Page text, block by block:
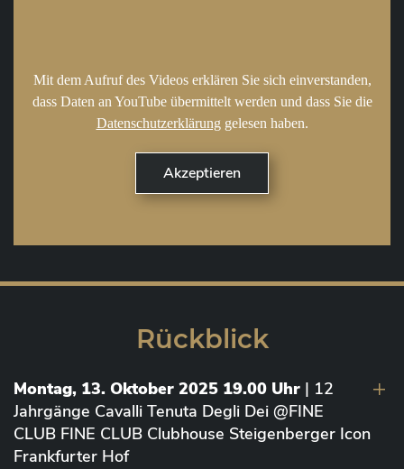
Mit dem Aufruf des Videos erklären Sie sich einverstanden,
dass Daten an YouTube übermittelt werden und dass Sie die
Datenschutzerklärung gelesen haben.
Rückblick
Montag, 13. Oktober 2025 19.00 Uhr | 12
Jahrgänge Cavalli Tenuta Degli Dei @FINE
CLUB FINE CLUB Clubhouse Steigenberger Icon
Frankfurter Hof